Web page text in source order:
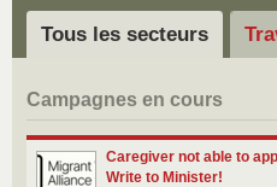
Tous les secteurs
Campagnes en cours
Caregiver not able to
Write to Minister!